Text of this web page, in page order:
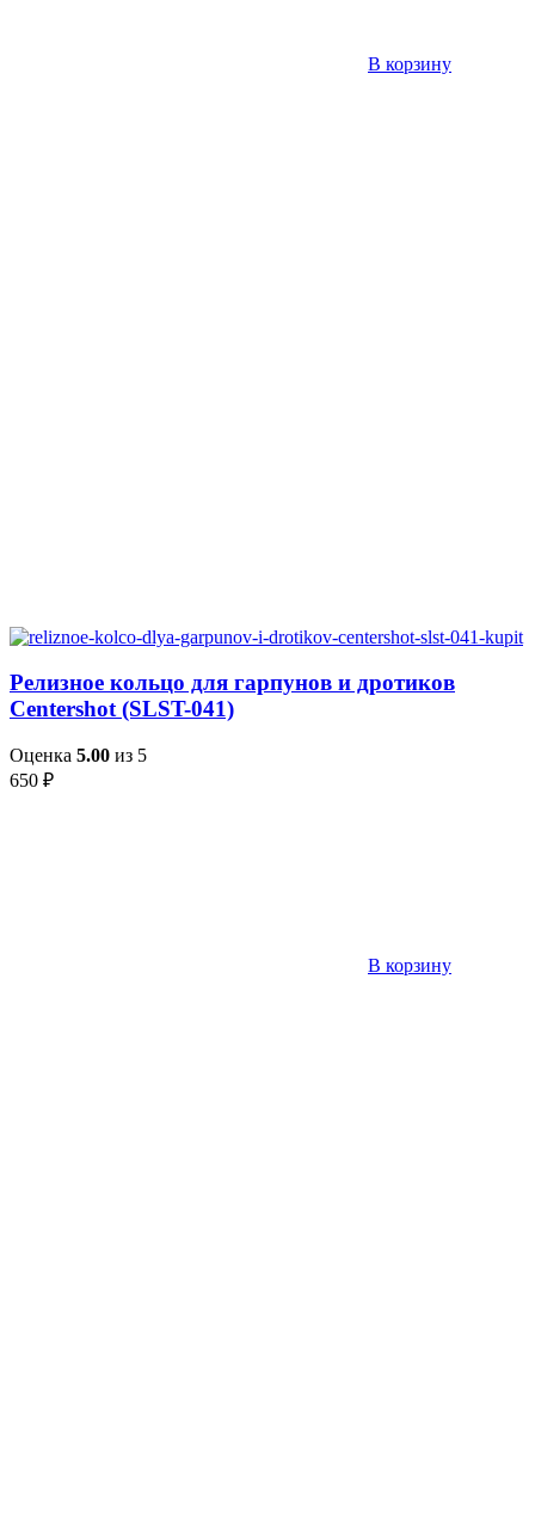
В корзину
Релизное кольцо для гарпунов и дротиков
Centershot (SLST-041)
Оценка 5.00 из 5
650 ₽
В корзину